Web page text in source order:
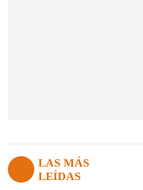
LAS MÁS
LEÍDAS